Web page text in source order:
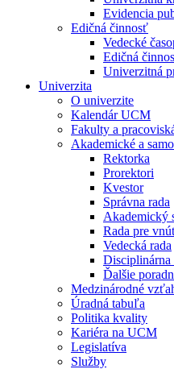
Evidencia
Edičná činnosť
Vedecké
Edičná
Univerzitná
Univerzita
O univerzite
Kalendár UCM
Fakulty a
Akademické a
Rektorka
Prorektori
Kvestor
Správna rada
Akademický
Rada pre
Vedecká rada
Disciplinárna
Ďalšie
Medzinárodné
Úradná tabuľa
Politika kvality
Kariéra na UCM
Legislatíva
Služby